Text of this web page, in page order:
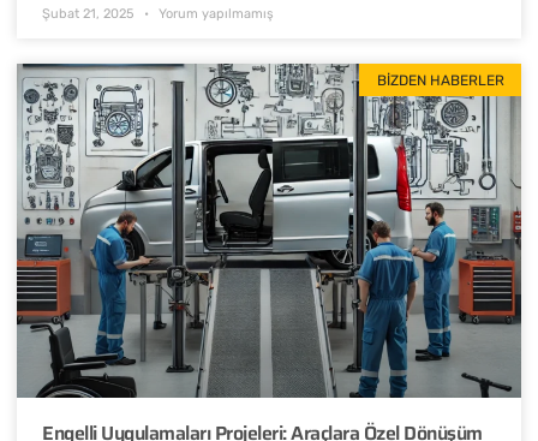
Şubat 21, 2025 Yorum yapılmamış
BIZDEN HABERLER
Engelli Uygulamaları Projeleri: Araçlara Özel Dönüşüm